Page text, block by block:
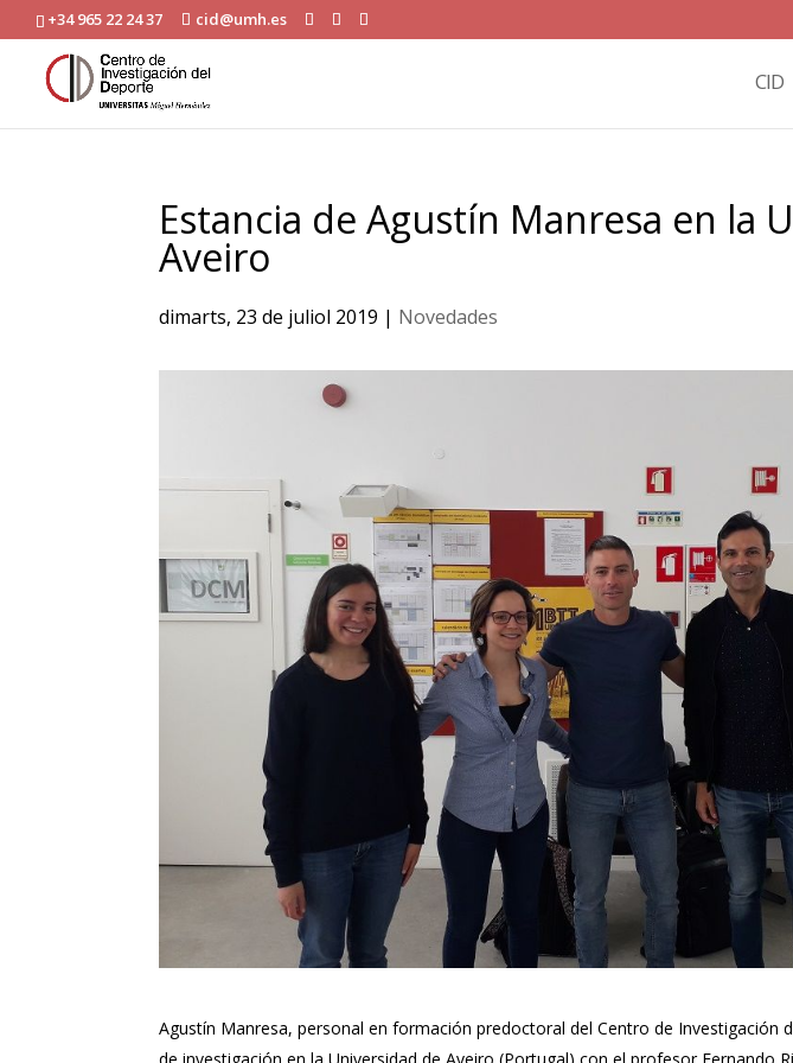
+34 965 22 24 37 cid@umh.es
CID
Estancia de Agustín Manresa en la
Aveiro
dimarts, 23 de juliol 2019 | Novedades
Agustín Manresa, personal en formación predoctoral del Centro de Investigación